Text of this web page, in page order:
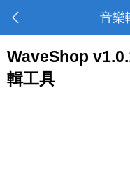
音樂
WaveShop
輯工具